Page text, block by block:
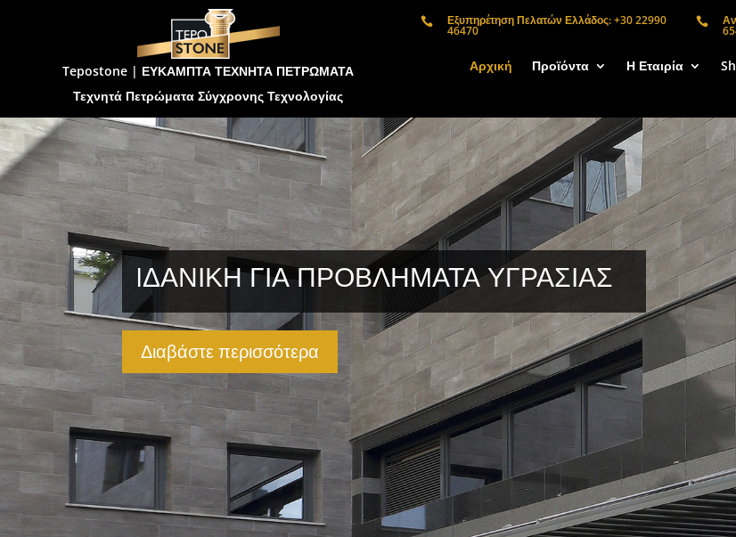
Tepostone | ΕΥΚΑΜΠΤΑ ΤΕΧΝΗΤΑ ΠΕΤΡΩΜΑΤΑ
Τεχνητά Πετρώματα Σύγχρονης Τεχνολογίας
 Εξυπηρέτηση Πελατών Ελλάδος: +30 22990
46470

Αρχική Προϊόντα Η Εταιρία
IΔΑΝΙΚΗ ΓΙΑ ΠΡΟΒΛΗΜΑΤΑ ΥΓΡΑΣΙΑΣ
Διαβάστε περισσότερα